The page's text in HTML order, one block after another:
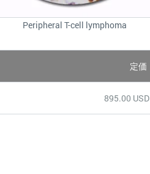
Peripheral T-cell lymphoma
定価
895.00 USD